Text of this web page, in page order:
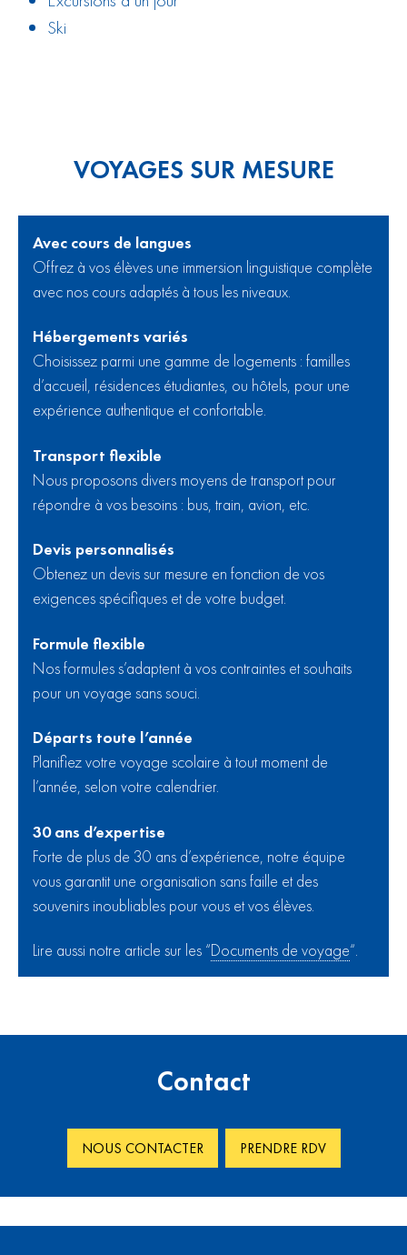
Ski
VOYAGES SUR MESURE
Avec cours de langues
Offrez à vos élèves une immersion linguistique complète
avec nos cours adaptés à tous les niveaux.
Hébergements variés
Choisissez parmi une gamme de logements : familles
d’accueil, résidences étudiantes, ou hôtels, pour une
expérience authentique et confortable.
Transport flexible
Nous proposons divers moyens de transport pour
répondre à vos besoins : bus, train, avion, etc.
Devis personnalisés
Obtenez un devis sur mesure en fonction de vos
exigences spécifiques et de votre budget.
Formule flexible
Nos formules s’adaptent à vos contraintes et souhaits
pour un voyage sans souci.
Départs toute l’année
Planifiez votre voyage scolaire à tout moment de
l’année, selon votre calendrier.
30 ans d’expertise
Forte de plus de 30 ans d’expérience, notre équipe
vous garantit une organisation sans faille et des
souvenirs inoubliables pour vous et vos élèves.
Lire aussi notre article sur les “Documents de voyage“.
Contact
NOUS CONTACTER PRENDRE RDV